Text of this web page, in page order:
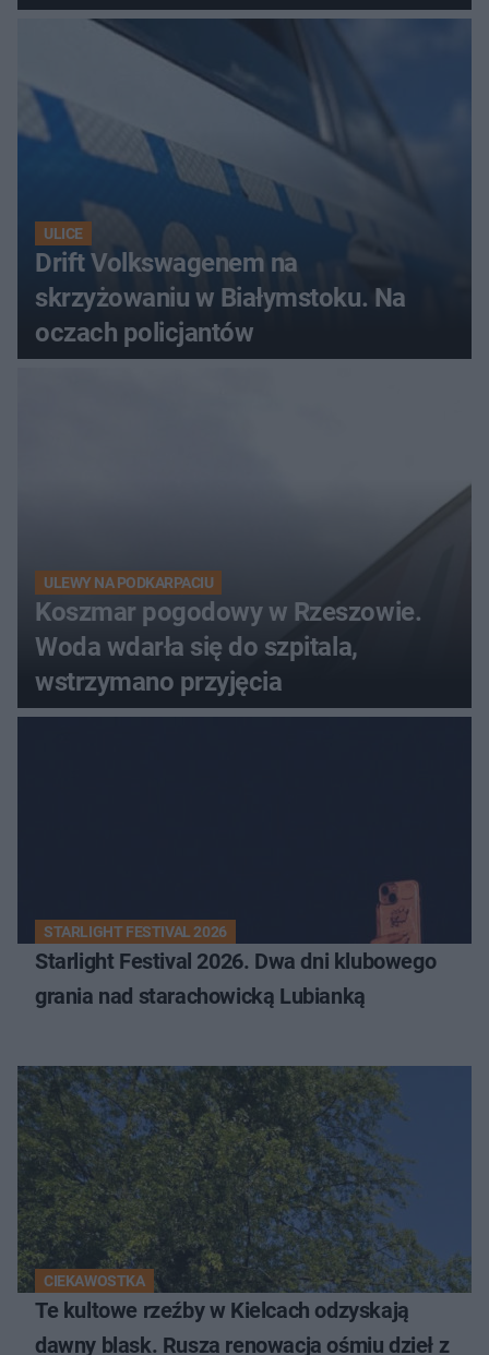
ULICE
Drift Volkswagenem na
skrzyżowaniu w Białymstoku. Na
oczach policjantów
ULEWY NA PODKARPACIU
Koszmar pogodowy w Rzeszowie.
Woda wdarła się do szpitala,
wstrzymano przyjęcia
STARLIGHT FESTIVAL 2026
Starlight Festival 2026. Dwa dni klubowego
grania nad starachowicką Lubianką
CIEKAWOSTKA
Te kultowe rzeźby w Kielcach odzyskają
dawny blask. Rusza renowacja ośmiu dzieł z